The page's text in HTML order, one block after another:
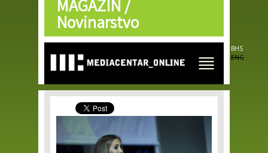
Skip to
main
content
MAGAZIN /
Novinarstvo
BHS
ENG